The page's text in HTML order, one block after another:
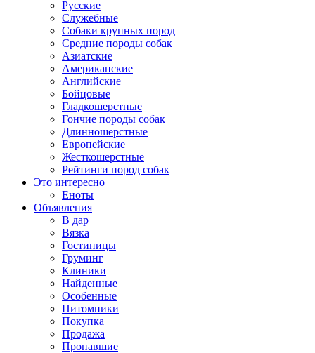
Русские
Служебные
Собаки крупных пород
Средние породы собак
Азиатские
Американские
Английские
Бойцовые
Гладкошерстные
Гончие породы собак
Длинношерстные
Европейские
Жесткошерстные
Рейтинги пород собак
Это интересно
Еноты
Объявления
В дар
Вязка
Гостиницы
Груминг
Клиники
Найденные
Особенные
Питомники
Покупка
Продажа
Пропавшие